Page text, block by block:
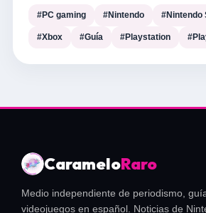
#PC gaming #Nintendo #Nintendo
#Xbox #Guía #Playstation
CarameloRaro
Medio independiente de periodismo,
videojuegos en español. Noticias de